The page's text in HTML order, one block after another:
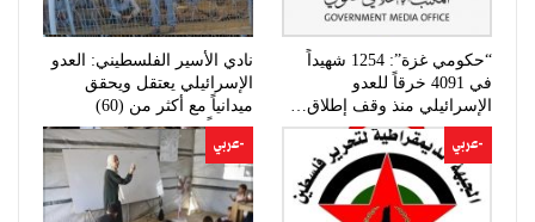
“حكومي غزة”: 1254 شهيداً
في 4091 خرقاً للعدو
الإسرائيلي منذ وقف إطلاق…
نادي الأسير الفلسطيني: العدو
الإسرائيلي يعتقل ويحقق
ميدانياً مع أكثر من (60)
مواطناً…
-عربي -عربي